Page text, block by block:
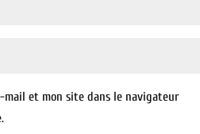
mail et mon site dans le navigateur